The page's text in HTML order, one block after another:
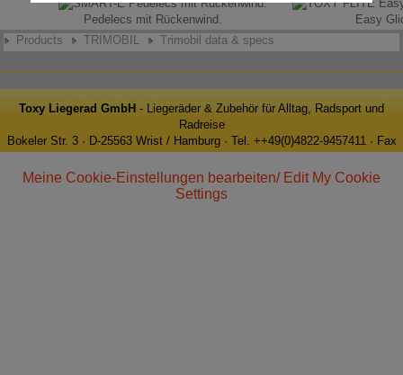
Pedelecs mit Rückenwind.
Easy
Products
TRIMOBIL Trimobil data & specs
Toxy Liegerad GmbH - Liegeräder & Zubehör für Alltag, Radsport und
Radreise
Bokeler Str. 3 · D-25563 Wrist / Hamburg · Tel. ++49(0)4822-9457411 · Fax
Meine Cookie-Einstellungen bearbeiten/ Edit My Cookie
Settings